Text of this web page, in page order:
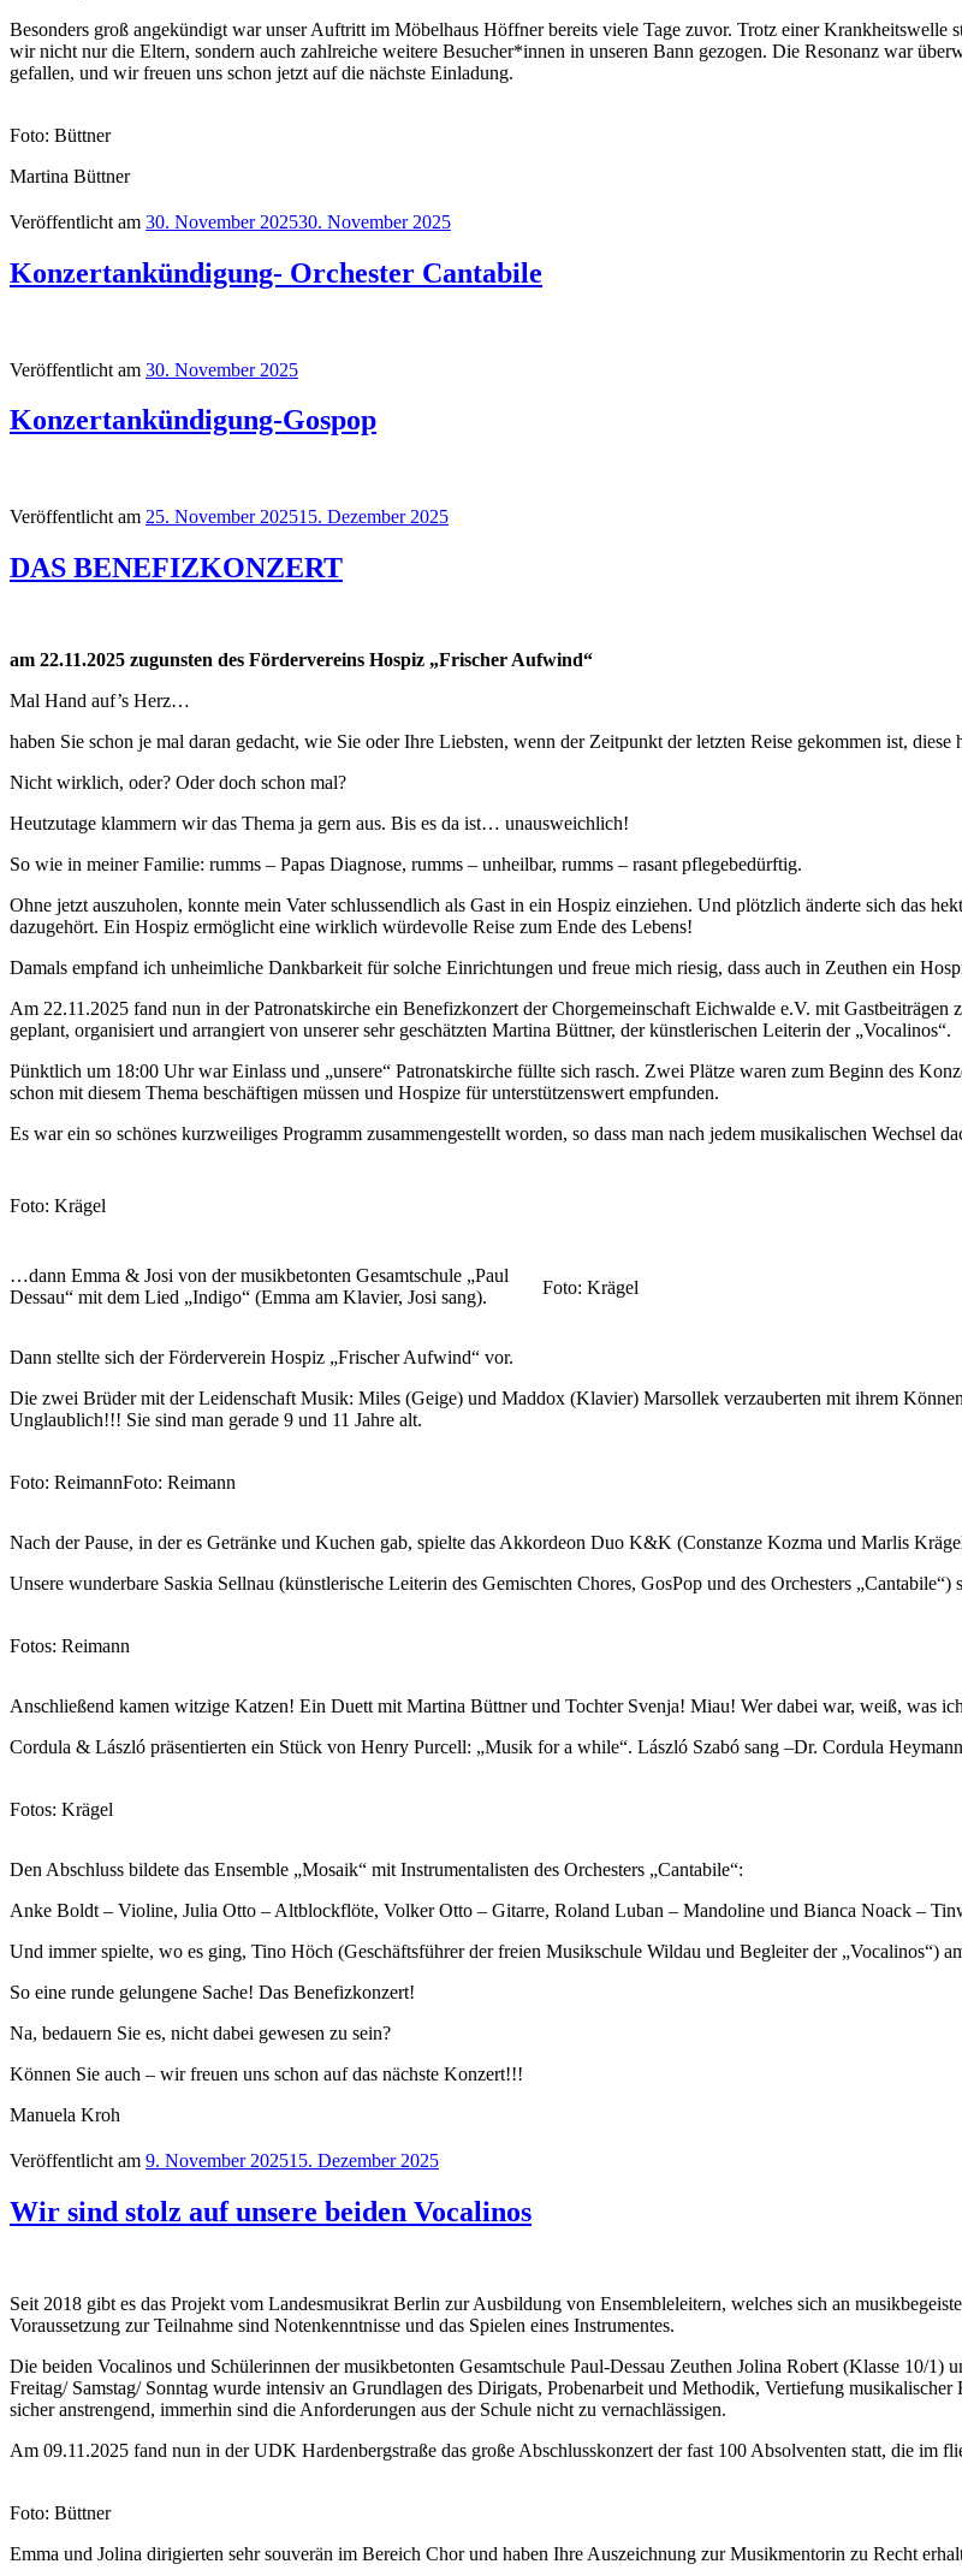
Besonders groß angekündigt war unser Auftritt im Möbelhaus Höffner bereits viele Tage zuvor. Trotz einer Krankheitswelle
wir nicht nur die Eltern, sondern auch zahlreiche weitere Besucher*innen in unseren Bann gezogen. Die Resonanz war
gefallen, und wir freuen uns schon jetzt auf die nächste Einladung.
Foto: Büttner
Martina Büttner
Veröffentlicht am 30. November 202530. November 2025
Konzertankündigung- Orchester Cantabile
Veröffentlicht am 30. November 2025
Konzertankündigung-Gospop
Veröffentlicht am 25. November 202515. Dezember 2025
DAS BENEFIZKONZERT
am 22.11.2025 zugunsten des Fördervereins Hospiz „Frischer Aufwind“
Mal Hand auf’s Herz…
haben Sie schon je mal daran gedacht, wie Sie oder Ihre Liebsten, wenn der Zeitpunkt der letzten Reise gekommen ist,
Nicht wirklich, oder? Oder doch schon mal?
Heutzutage klammern wir das Thema ja gern aus. Bis es da ist… unausweichlich!
So wie in meiner Familie: rumms – Papas Diagnose, rumms – unheilbar, rumms – rasant pflegebedürftig.
Ohne jetzt auszuholen, konnte mein Vater schlussendlich als Gast in ein Hospiz einziehen. Und plötzlich änderte sich das
dazugehört. Ein Hospiz ermöglicht eine wirklich würdevolle Reise zum Ende des Lebens!
Damals empfand ich unheimliche Dankbarkeit für solche Einrichtungen und freue mich riesig, dass auch in Zeuthen ein
Am 22.11.2025 fand nun in der Patronatskirche ein Benefizkonzert der Chorgemeinschaft Eichwalde e.V. mit
geplant, organisiert und arrangiert von unserer sehr geschätzten Martina Büttner, der künstlerischen Leiterin der „Vocalinos“.
Pünktlich um 18:00 Uhr war Einlass und „unsere“ Patronatskirche füllte sich rasch. Zwei Plätze waren zum Beginn des
schon mit diesem Thema beschäftigen müssen und Hospize für unterstützenswert empfunden.
Es war ein so schönes kurzweiliges Programm zusammengestellt worden, so dass man nach jedem musikalischen
Foto: Krägel
…dann Emma & Josi von der musikbetonten Gesamtschule „Paul
Dessau“ mit dem Lied „Indigo“ (Emma am Klavier, Josi sang).
Foto: Krägel
Dann stellte sich der Förderverein Hospiz „Frischer Aufwind“ vor.
Die zwei Brüder mit der Leidenschaft Musik: Miles (Geige) und Maddox (Klavier) Marsollek verzauberten mit ihrem
Unglaublich!!! Sie sind man gerade 9 und 11 Jahre alt.
Foto: ReimannFoto: Reimann
Nach der Pause, in der es Getränke und Kuchen gab, spielte das Akkordeon Duo K&K (Constanze Kozma und Marlis
Unsere wunderbare Saskia Sellnau (künstlerische Leiterin des Gemischten Chores, GosPop und des Orchesters
Fotos: Reimann
Anschließend kamen witzige Katzen! Ein Duett mit Martina Büttner und Tochter Svenja! Miau! Wer dabei war, weiß,
Cordula & László präsentierten ein Stück von Henry Purcell: „Musik for a while“. László Szabó sang –Dr. Cordula
Fotos: Krägel
Den Abschluss bildete das Ensemble „Mosaik“ mit Instrumentalisten des Orchesters „Cantabile“:
Anke Boldt – Violine, Julia Otto – Altblockflöte, Volker Otto – Gitarre, Roland Luban – Mandoline und Bianca Noack –
Und immer spielte, wo es ging, Tino Höch (Geschäftsführer der freien Musikschule Wildau und Begleiter der „Vocalinos“)
So eine runde gelungene Sache! Das Benefizkonzert!
Na, bedauern Sie es, nicht dabei gewesen zu sein?
Können Sie auch – wir freuen uns schon auf das nächste Konzert!!!
Manuela Kroh
Veröffentlicht am 9. November 202515. Dezember 2025
Wir sind stolz auf unsere beiden Vocalinos
Seit 2018 gibt es das Projekt vom Landesmusikrat Berlin zur Ausbildung von Ensembleleitern, welches sich an
Voraussetzung zur Teilnahme sind Notenkenntnisse und das Spielen eines Instrumentes.
Die beiden Vocalinos und Schülerinnen der musikbetonten Gesamtschule Paul-Dessau Zeuthen Jolina Robert (Klasse 10/
Freitag/ Samstag/ Sonntag wurde intensiv an Grundlagen des Dirigats, Probenarbeit und Methodik, Vertiefung
sicher anstrengend, immerhin sind die Anforderungen aus der Schule nicht zu vernachlässigen.
Am 09.11.2025 fand nun in der UDK Hardenbergstraße das große Abschlusskonzert der fast 100 Absolventen statt, die im
Foto: Büttner
Emma und Jolina dirigierten sehr souverän im Bereich Chor und haben Ihre Auszeichnung zur Musikmentorin zu Recht